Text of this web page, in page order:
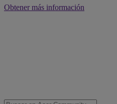
Obtener más información